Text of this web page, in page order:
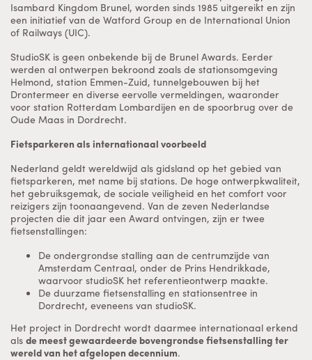
Isambard Kingdom Brunel, worden sinds 1985 uitgereikt en zijn
een initiatief van de Watford Group en de International Union
of Railways (UIC).
StudioSK is geen onbekende bij de Brunel Awards. Eerder
werden al ontwerpen bekroond zoals de stationsomgeving
Helmond, station Emmen-Zuid, tunnelgebouwen bij het
Drontermeer en diverse eervolle vermeldingen, waaronder
voor station Rotterdam Lombardijen en de spoorbrug over de
Oude Maas in Dordrecht.
Fietsparkeren als internationaal voorbeeld
Nederland geldt wereldwijd als gidsland op het gebied van
fietsparkeren, met name bij stations. De hoge ontwerpkwaliteit,
het gebruiksgemak, de sociale veiligheid en het comfort voor
reizigers zijn toonaangevend. Van de zeven Nederlandse
projecten die dit jaar een Award ontvingen, zijn er twee
fietsenstallingen:
De ondergrondse stalling aan de centrumzijde van
Amsterdam Centraal, onder de Prins Hendrikkade,
waarvoor studioSK het referentieontwerp maakte.
De duurzame fietsenstalling en stationsentree in
Dordrecht, eveneens van studioSK.
Het project in Dordrecht wordt daarmee internationaal erkend
als de meest gewaardeerde bovengrondse fietsenstalling ter
wereld van het afgelopen decennium.